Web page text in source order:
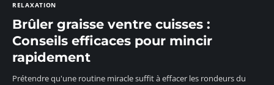
RELAXATION
Brûler graisse ventre cuisses :
Conseils efficaces pour mincir
rapidement
Prétendre qu'une routine miracle suffit à effacer les rondeurs du